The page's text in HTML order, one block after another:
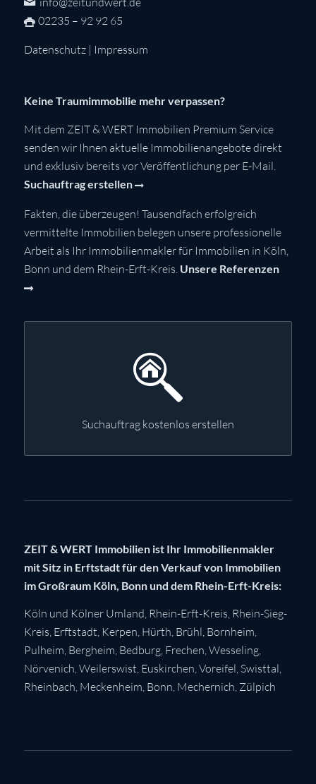
02235 – 92 92 65
Datenschutz| Impressum
Keine Traumimmobilie mehr verpassen?
Mit dem ZEIT & WERT Immobilien Premium Service
senden wir Ihnen aktuelle Immobilienangebote direkt
und exklusiv bereits vor Veröffentlichung per E-Mail.
Suchauftrag erstellen
Fakten, die überzeugen! Tausendfach erfolgreich
vermittelte Immobilien belegen unsere professionelle
Arbeit als Ihr Immobilienmakler für Immobilien in Köln,
Bonn und dem Rhein-Erft-Kreis. Unsere Referenzen
Suchauftrag kostenlos erstellen
ZEIT & WERT Immobilien ist Ihr Immobilienmakler
mit Sitz in Erftstadt für den Verkauf von Immobilien
im Großraum Köln, Bonn und dem Rhein-Erft-Kreis:
Köln und Kölner Umland, Rhein-Erft-Kreis, Rhein-Sieg-
Kreis, Erftstadt, Kerpen, Hürth, Brühl, Bornheim,
Pulheim, Bergheim, Bedburg, Frechen,Wesseling,
Nörvenich,Weilerswist, Euskirchen, Voreifel, Swisttal,
Rheinbach, Meckenheim, Bonn, Mechernich, Zülpich